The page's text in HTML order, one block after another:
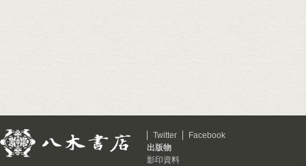
Twitter
Facebook
出版物
影印資料